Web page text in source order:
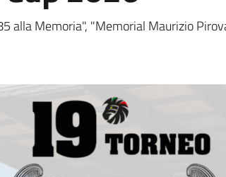
della notizia
alla Memoria", "Memorial Maurizio